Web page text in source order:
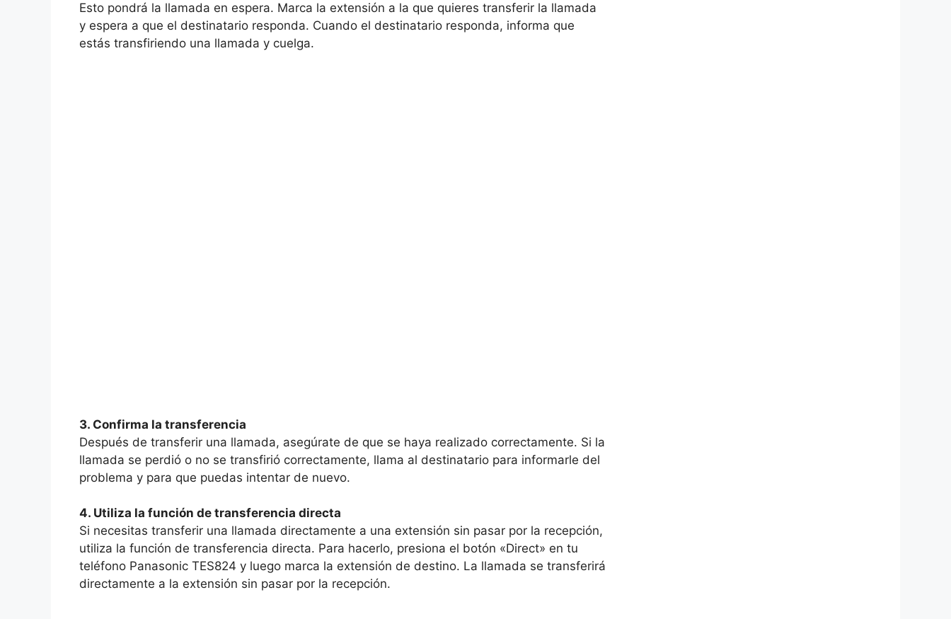
Esto pondrá la llamada en espera. Marca la extensión a la que quieres transferir la llamada
y espera a que el destinatario responda. Cuando el destinatario responda, informa que
estás transfiriendo una llamada y cuelga.
3. Confirma la transferencia
Después de transferir una llamada, asegúrate de que se haya realizado correctamente. Si la
llamada se perdió o no se transfirió correctamente, llama al destinatario para informarle del
problema y para que puedas intentar de nuevo.
4. Utiliza la función de transferencia directa
Si necesitas transferir una llamada directamente a una extensión sin pasar por la recepción,
utiliza la función de transferencia directa. Para hacerlo, presiona el botón «Direct» en tu
teléfono Panasonic TES824 y luego marca la extensión de destino. La llamada se transferirá
directamente a la extensión sin pasar por la recepción.